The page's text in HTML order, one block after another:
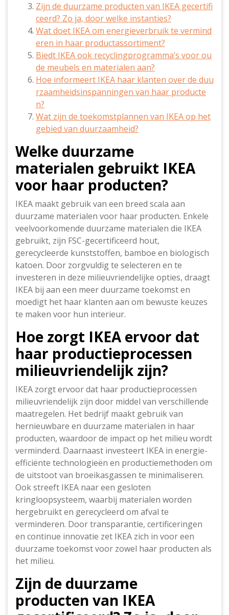
Zijn de duurzame producten van IKEA gecertifi
ceerd? Zo ja, door welke instanties?
Wat doet IKEA om energieverbruik te vermind
eren in haar productassortiment?
Biedt IKEA ook recyclingprogramma’s voor ou
de meubels en materialen aan?
Hoe informeert IKEA haar klanten over de duu
rzaamheidsinspanningen van haar producte
n?
Wat zijn de toekomstplannen van IKEA op het
gebied van duurzaamheid?
Welke duurzame
materialen gebruikt IKEA
voor haar producten?
IKEA maakt gebruik van een breed scala aan
duurzame materialen voor haar producten. Enkele
veelvoorkomende duurzame materialen die IKEA
gebruikt, zijn FSC-gecertificeerd hout,
gerecycleerde kunststoffen, bamboe en biologisch
katoen. Door zorgvuldig te selecteren en te
investeren in deze milieuvriendelijke opties, draagt
IKEA bij aan een meer duurzame toekomst en
moedigt het haar klanten aan om bewuste keuzes
te maken voor hun interieur.
Hoe zorgt IKEA ervoor dat
haar productieprocessen
milieuvriendelijk zijn?
IKEA zorgt ervoor dat haar productieprocessen
milieuvriendelijk zijn door middel van verschillende
maatregelen. Het bedrijf maakt gebruik van
hernieuwbare en duurzame materialen in haar
producten, waardoor de impact op het milieu wordt
verminderd. Daarnaast investeert IKEA in energie-
efficiënte technologieën en productiemethoden om
de uitstoot van broeikasgassen te minimaliseren.
Ook streeft IKEA naar een gesloten
kringloopsysteem, waarbij materialen worden
hergebruikt en gerecycleerd om afval te
verminderen. Door transparantie, certificeringen
en continue innovatie zet IKEA zich in voor een
duurzame toekomst voor zowel haar producten als
het milieu.
Zijn de duurzame
producten van IKEA